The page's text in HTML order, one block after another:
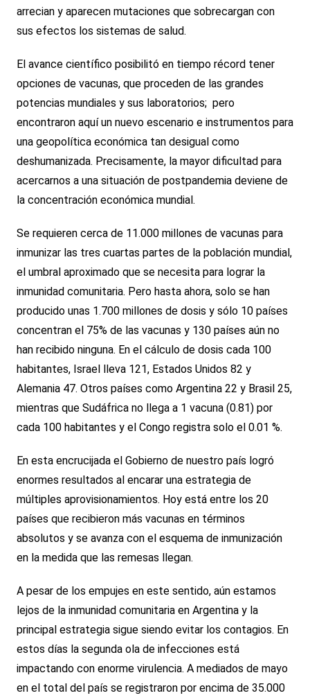
arrecian y aparecen mutaciones que sobrecargan con
sus efectos los sistemas de salud.
El avance científico posibilitó en tiempo récord tener
opciones de vacunas, que proceden de las grandes
potencias mundiales y sus laboratorios; pero
encontraron aquí un nuevo escenario e instrumentos para
una geopolítica económica tan desigual como
deshumanizada. Precisamente, la mayor dificultad para
acercarnos a una situación de postpandemia deviene de
la concentración económica mundial.
Se requieren cerca de 11.000 millones de vacunas para
inmunizar las tres cuartas partes de la población mundial,
el umbral aproximado que se necesita para lograr la
inmunidad comunitaria. Pero hasta ahora, solo se han
producido unas 1.700 millones de dosis y sólo 10 países
concentran el 75% de las vacunas y 130 países aún no
han recibido ninguna. En el cálculo de dosis cada 100
habitantes, Israel lleva 121, Estados Unidos 82 y
Alemania 47. Otros países como Argentina 22 y Brasil 25,
mientras que Sudáfrica no llega a 1 vacuna (0.81) por
cada 100 habitantes y el Congo registra solo el 0.01 %.
En esta encrucijada el Gobierno de nuestro país logró
enormes resultados al encarar una estrategia de
múltiples aprovisionamientos. Hoy está entre los 20
países que recibieron más vacunas en términos
absolutos y se avanza con el esquema de inmunización
en la medida que las remesas llegan.
A pesar de los empujes en este sentido, aún estamos
lejos de la inmunidad comunitaria en Argentina y la
principal estrategia sigue siendo evitar los contagios. En
estos días la segunda ola de infecciones está
impactando con enorme virulencia. A mediados de mayo
en el total del país se registraron por encima de 35.000